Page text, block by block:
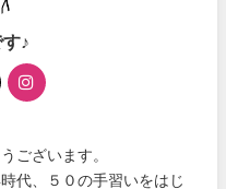
♪
ございます。
代、５０の手習いをはじ